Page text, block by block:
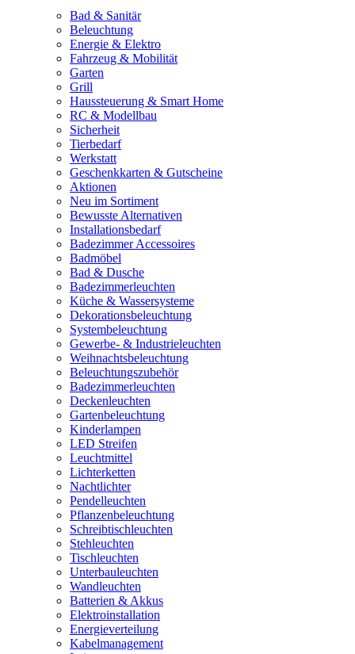
Bad & Sanitär
Beleuchtung
Energie & Elektro
Fahrzeug & Mobilität
Garten
Grill
Haussteuerung & Smart Home
RC & Modellbau
Sicherheit
Tierbedarf
Werkstatt
Geschenkkarten & Gutscheine
Aktionen
Neu im Sortiment
Bewusste Alternativen
Installationsbedarf
Badezimmer Accessoires
Badmöbel
Bad & Dusche
Badezimmerleuchten
Küche & Wassersysteme
Dekorationsbeleuchtung
Systembeleuchtung
Gewerbe- & Industrieleuchten
Weihnachtsbeleuchtung
Beleuchtungszubehör
Badezimmerleuchten
Deckenleuchten
Gartenbeleuchtung
Kinderlampen
LED Streifen
Leuchtmittel
Lichterketten
Nachtlichter
Pendelleuchten
Pflanzenbeleuchtung
Schreibtischleuchten
Stehleuchten
Tischleuchten
Unterbauleuchten
Wandleuchten
Batterien & Akkus
Elektroinstallation
Energieverteilung
Kabelmanagement